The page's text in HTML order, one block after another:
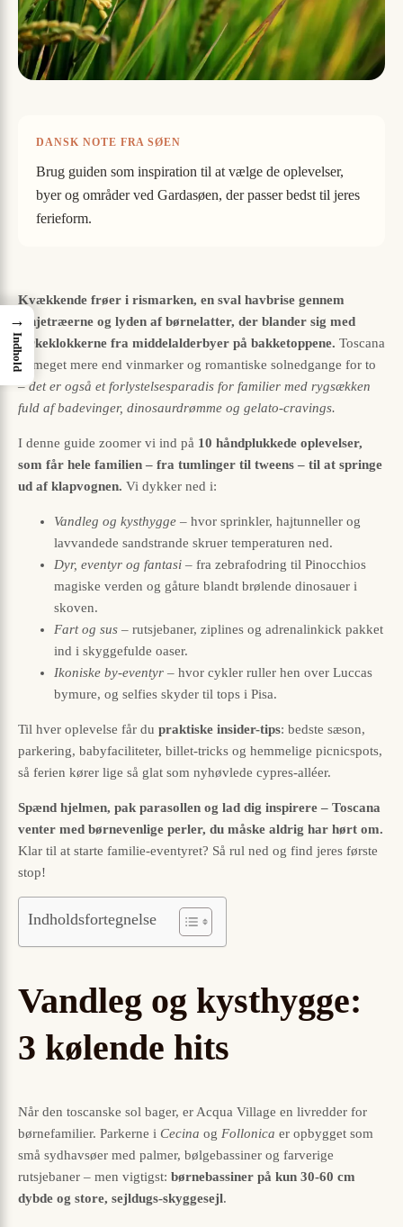
DANSK NOTE FRA SØEN
Brug guiden som inspiration til at vælge de oplevelser,
byer og områder ved Gardasøen, der passer bedst til jeres
ferieform.
Kvækkende frøer i rismarken, en sval havbrise gennem
pinjetræerne og lyden af børnelatter, der blander sig med
kirkeklokkerne fra middelalderbyer på bakketoppene. Toscana
er meget mere end vinmarker og romantiske solnedgange for to
–det er også et forlystelsesparadis for familier med rygsækken
fuld af badevinger, dinosaurdrømme og gelato-cravings.
I denne guide zoomer vi ind på 10 håndplukkede oplevelser,
som får hele familien – fra tumlinger til tweens – til at springe
ud af klapvognen. Vi dykker ned i:
Vandleg og kysthygge – hvor sprinkler, hajtunneller og
lavvandede sandstrande skruer temperaturen ned.
Dyr, eventyr og fantasi – fra zebrafodring til Pinocchios
magiske verden og gåture blandt brølende dinosauer i
skoven.
Fart og sus – rutsjebaner, ziplines og adrenalinkick pakket
ind i skyggefulde oaser.
Ikoniske by-eventyr – hvor cykler ruller hen over Luccas
bymure, og selfies skyder til tops i Pisa.
Til hver oplevelse får du praktiske insider-tips: bedste sæson,
parkering, babyfaciliteter, billet-tricks og hemmelige picnicspots,
så ferien kører lige så glat som nyhøvlede cypres-alléer.
Spænd hjelmen, pak parasollen og lad dig inspirere – Toscana
venter med børnevenlige perler, du måske aldrig har hørt om.
Klar til at starte familie-eventyret? Så rul ned og find jeres første
stop!
Indholdsfortegnelse
Vandleg og kysthygge:
3 kølende hits
Når den toscanske sol bager, er Acqua Village en livredder for
børnefamilier. Parkerne i Cecina og Follonica er opbygget som
små sydhavsøer med palmer, bølgebassiner og farverige
rutsjebaner – men vigtigst: børnebassiner på kun 30-60 cm
dybde og store, sejldugs-skyggesejl.
→
Indhold